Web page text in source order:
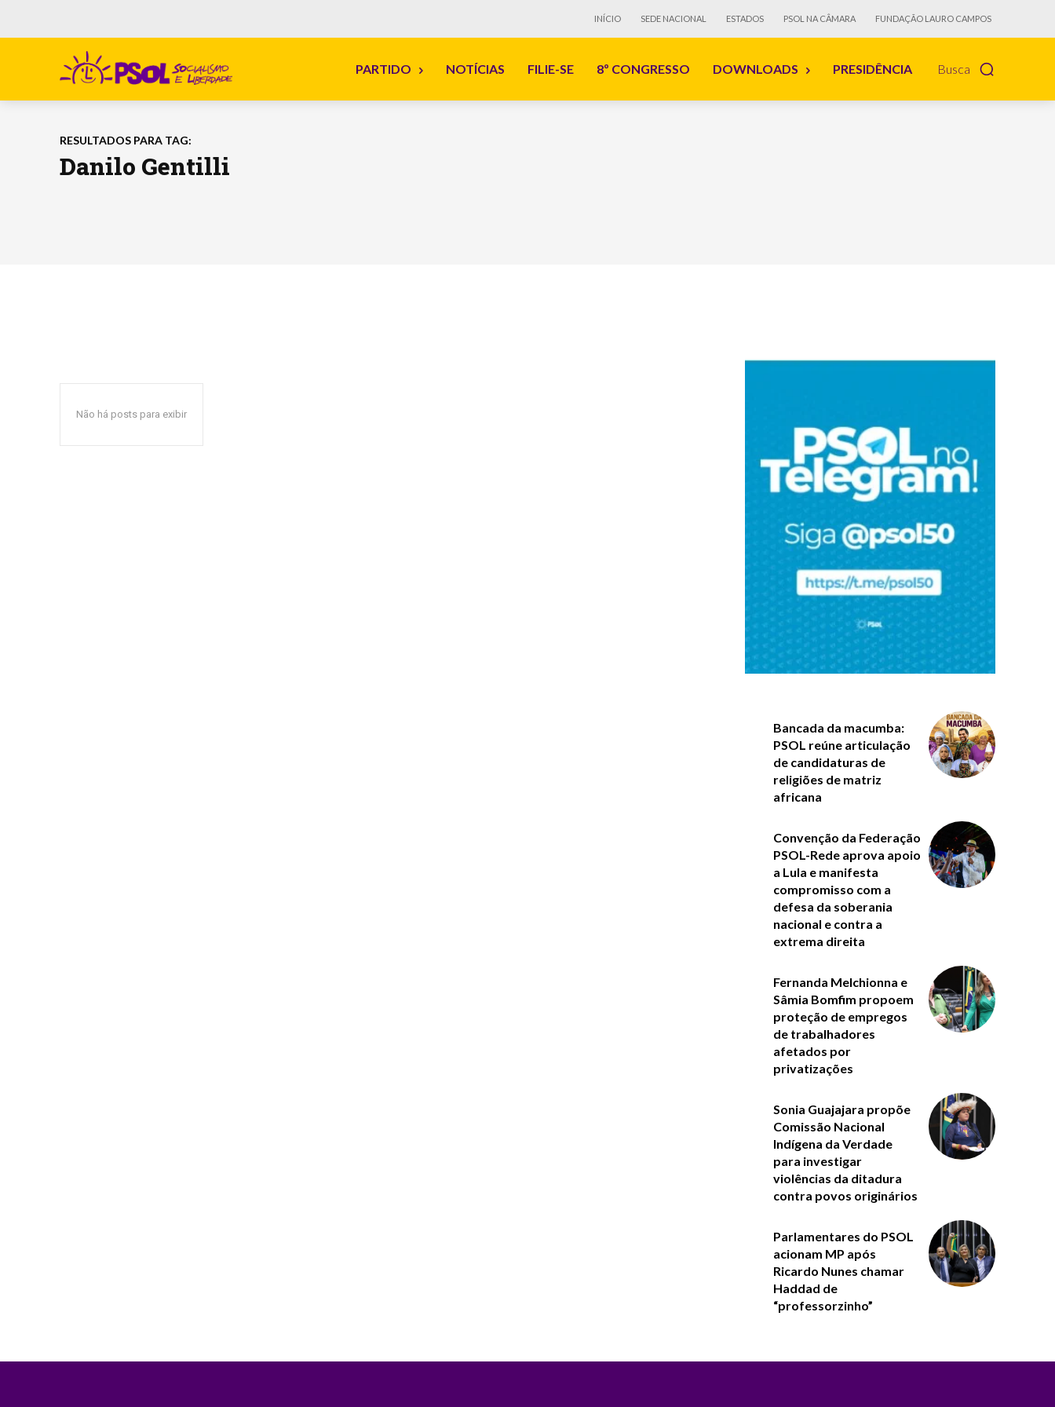
INÍCIO SEDE NACIONAL ESTADOS PSOL NA CÂMARA FUNDAÇÃO LAURO CAMPOS
Busca
PARTIDO NOTÍCIAS FILIE-SE 8º CONGRESSO DOWNLOADS PRESIDÊNCIA
RESULTADOS PARA TAG:
Danilo Gentilli
Não há posts para exibir
Bancada da macumba:
PSOL reúne articulação
de candidaturas de
religiões de matriz
africana
Convenção da Federação
PSOL-Rede aprova apoio
a Lula e manifesta
compromisso com a
defesa da soberania
nacional e contra a
extrema direita
Fernanda Melchionna e
Sâmia Bomfim propoem
proteção de empregos
de trabalhadores
afetados por
privatizações
Sonia Guajajara propõe
Comissão Nacional
Indígena da Verdade
para investigar
violências da ditadura
contra povos originários
Parlamentares do PSOL
acionam MP após
Ricardo Nunes chamar
Haddad de
“professorzinho”